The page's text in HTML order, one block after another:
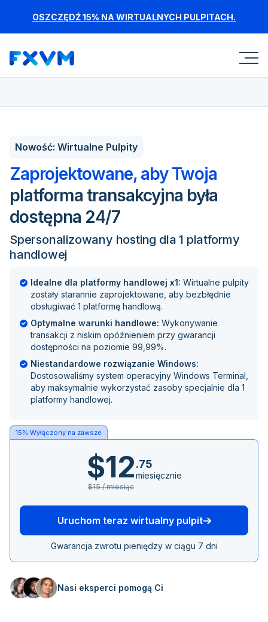
OSZCZĘDŹ 15% NA WIRTUALNYCH PULPITACH.
Nowość: Wirtualne Pulpity
Zaprojektowane, aby Twoja
platforma transakcyjna była
dostępna 24/7
Spersonalizowany hosting dla 1 platformy
handlowej
Idealne dla platformy handlowej x1: Wirtualne pulpity
zostały starannie zaprojektowane, aby bezbłędnie
obsługiwać 1 platformę handlową.
Optymalne warunki handlowe: Wykonywanie
transakcji z niskim opóźnieniem przy gwarancji
dostępności na poziomie 99,99%.
Niestandardowe rozwiązanie Windows:
Dostosowaliśmy system operacyjny Windows Terminal,
aby maksymalnie wykorzystać zasoby specjalnie dla 1
platformy handlowej.
15% Wyłączony na zawsze
$12.75
miesięcznie
$15 / miesiąc
Uruchom teraz wirtualny pulpit
Gwarancja zwrotu pieniędzy w ciągu 7 dni
Nasi eksperci pomogą Ci